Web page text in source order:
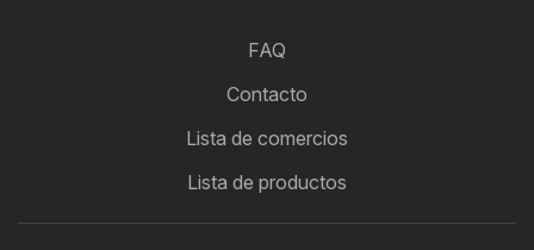
FAQ
Contacto
Lista de comercios
Lista de productos